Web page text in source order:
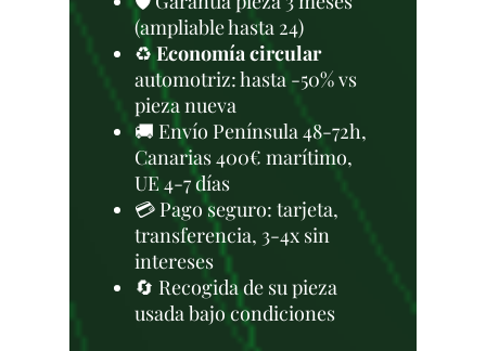
(ampliable hasta 24)
♻️Economía circular
automotriz: hasta -50% vs
pieza nueva
🚚 Envío Península 48-72h,
Canarias 400€ marítimo,
UE 4-7 días
💳 Pago seguro: tarjeta,
transferencia, 3-4x sin
intereses
🔄 Recogida de su pieza
usada bajo condiciones